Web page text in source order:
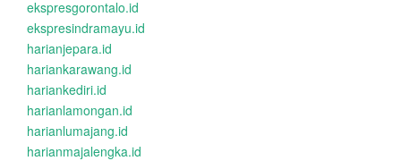
ekspresgorontalo.id
ekspresindramayu.id
harianjepara.id
hariankarawang.id
hariankediri.id
harianlamongan.id
harianlumajang.id
harianmajalengka.id